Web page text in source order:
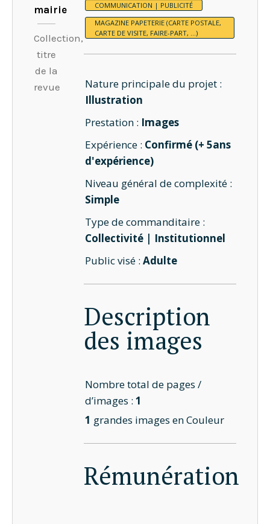
mairie
Collection,
titre
de la
revue
COMMUNICATION | PUBLICITÉ
MAGAZINE PAPETERIE (CARTE POSTALE,
CARTE DE VISITE, FAIRE-PART, …)
Nature principale du projet :
Illustration
Prestation : Images
Expérience : Confirmé (+ 5ans
d'expérience)
Niveau général de complexité :
Simple
Type de commanditaire :
Collectivité | Institutionnel
Public visé :Adulte
Description
des images
Nombre total de pages /
d’images :1
1 grandes images en Couleur
Rémunération